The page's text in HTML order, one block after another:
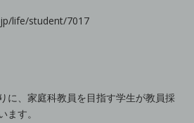
life/student/7017
に、家庭科教員を目指す学生が教員採
ます。